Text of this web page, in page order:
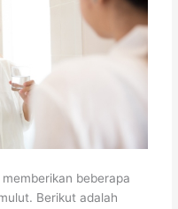
beberapa
Berikut adalah